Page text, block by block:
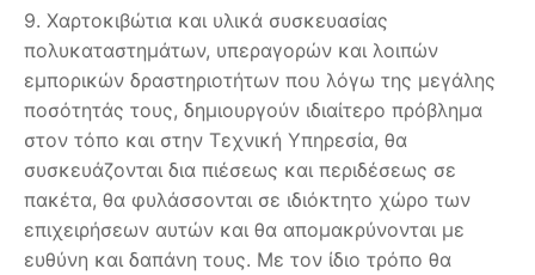
9. Χαρτοκιβώτια και υλικά συσκευασίας
πολυκαταστημάτων, υπεραγορών και λοιπών
εμπορικών δραστηριοτήτων που λόγω της μεγάλης
ποσότητάς τους, δημιουργούν ιδιαίτερο πρόβλημα
στον τόπο και στην Τεχνική Υπηρεσία, θα
συσκευάζονται δια πιέσεως και περιδέσεως σε
πακέτα, θα φυλάσσονται σε ιδιόκτητο χώρο των
επιχειρήσεων αυτών και θα απομακρύνονται με
ευθύνη και δαπάνη τους. Με τον ίδιο τρόπο θα